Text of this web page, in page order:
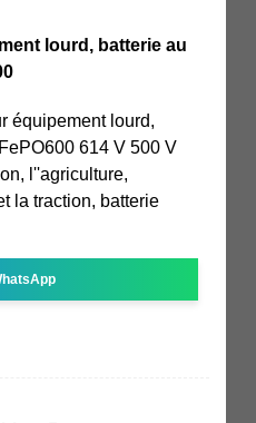
lourd, batterie au
équipement lourd,
614 V 500 V
l''agriculture,
la traction, batterie